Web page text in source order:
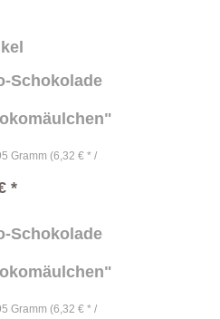
Schokolade
Gramm (6,32 € * /
*
Schokolade
Gramm (6,32 € * /